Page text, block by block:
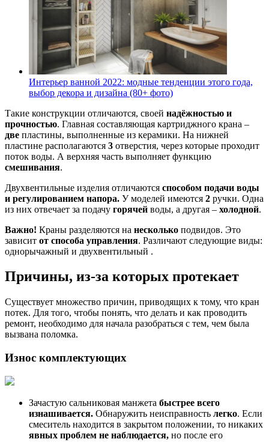
Интерьер ванной 2022: модные тенденции этого года,
выбор декора и дизайна (80+ фото)
Такие конструкции отличаются, своей надёжностью и
прочностью. Главная составляющая картриджного крана –
две пластины, выполненные из керамики. На нижней
пластине располагаются 3 отверстия, через которые проходит
поток воды. А верхняя часть выполняет функцию
смешивания.
Двухвентильные изделия отличаются способом подачи воды
и регулированием напора. У моделей имеются 2 ручки. Одна
из них отвечает за подачу горячей воды, а другая – холодной.
Важно! Краны разделяются на несколько подвидов. Это
зависит от способа управления. Различают следующие виды:
однорычажный и двухвентильный .
Причины, из-за которых протекает
Существует множество причин, приводящих к тому, что кран
потек. Для того, чтобы понять, что делать и как проводить
ремонт, необходимо для начала разобраться с тем, чем была
вызвана поломка.
Износ комплектующих
Зачастую сальниковая манжета быстрее всего
изнашивается. Обнаружить неисправность легко. Если
смеситель находится в закрытом положении, то никаких
явных проблем не наблюдается, но после его